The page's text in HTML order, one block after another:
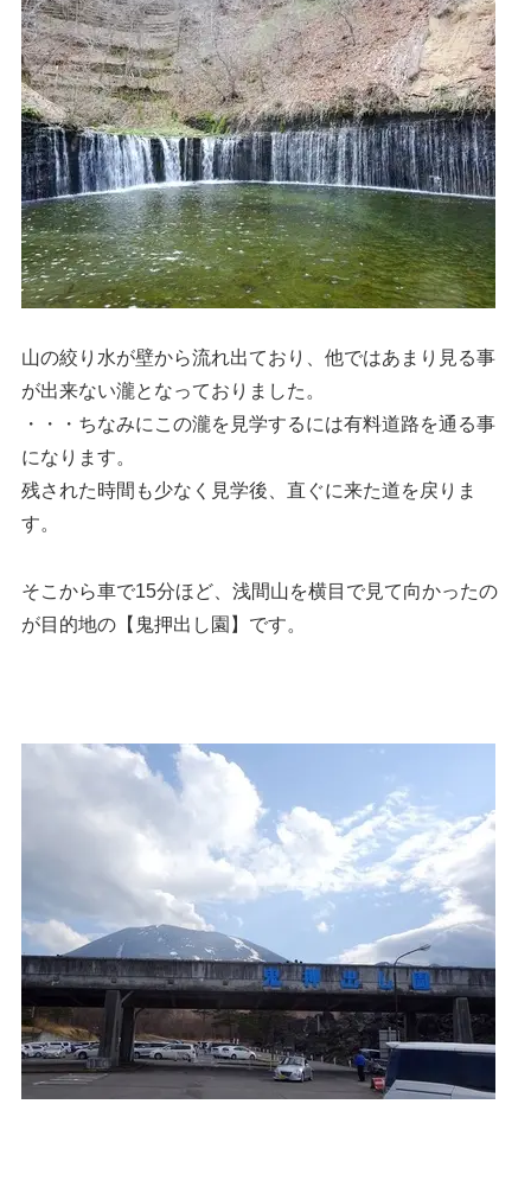
山の絞り水が壁から流れ出ており、他ではあまり見る事
が出来ない瀧となっておりました。
・・・ちなみにこの瀧を見学するには有料道路を通る事
になります。
残された時間も少なく見学後、直ぐに来た道を戻りま
す。
そこから車で15分ほど、浅間山を横目で見て向かったの
が目的地の【鬼押出し園】です。